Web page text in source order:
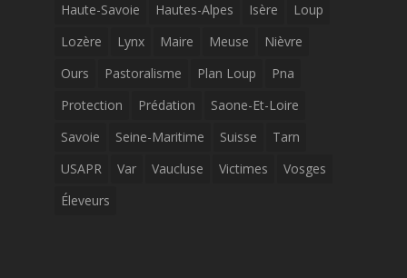
Haute-Savoie
Hautes-Alpes Isère
Loup
Lozère
Lynx Maire Meuse
Nièvre
Ours
Pastoralisme Plan Loup
Pna
Protection
Prédation
Saone-Et-Loire
Savoie
Seine-Maritime Suisse
Tarn
USAPR
Var Vaucluse Victimes
Vosges
Éleveurs